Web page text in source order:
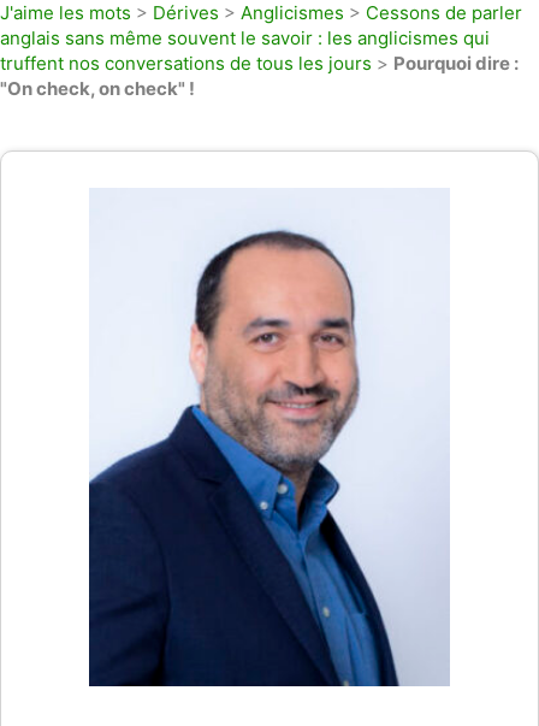
J'aime les mots > Dérives > Anglicismes > Cessons de parler
anglais sans même souvent le savoir : les anglicismes qui
truffent nos conversations de tous les jours > Pourquoi dire :
"On check, on check" !